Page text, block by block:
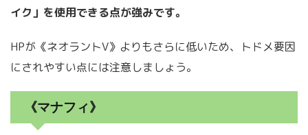
イク」を使用できる点が強みです。
HPが《ネオラントV》よりもさらに低いため、トドメ要因
にされやすい点には注意しましょう。
《マナフィ》